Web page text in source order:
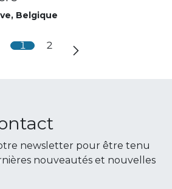
, Belgique
1 2
newsletter pour être tenu
nouveautés et nouvelles